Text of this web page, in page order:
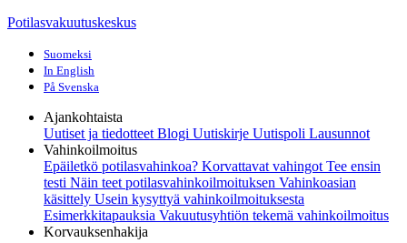
Potilasvakuutuskeskus
Suomeksi
In English
På Svenska
Ajankohtaista
Uutiset ja tiedotteet Blogi Uutiskirje Uutispoli Lausunnot
Vahinkoilmoitus
Epäiletkö potilasvahinkoa? Korvattavat vahingot Tee ensin
testi Näin teet potilasvahinkoilmoituksen Vahinkoasian
käsittely Usein kysyttyä vahinkoilmoituksesta
Esimerkkitapauksia Vakuutusyhtiön tekemä vahinkoilmoitus
Korvauksenhakija